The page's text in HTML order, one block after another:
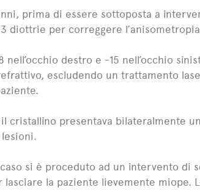
prima di essere sottoposta a
diottrie per correggere
nell’occhio destro e -15 nell’occhio
escludendo un trattamento
cristallino presentava bilateralmente
si è proceduto ad un intervento
lasciare la paziente lievemente miope.